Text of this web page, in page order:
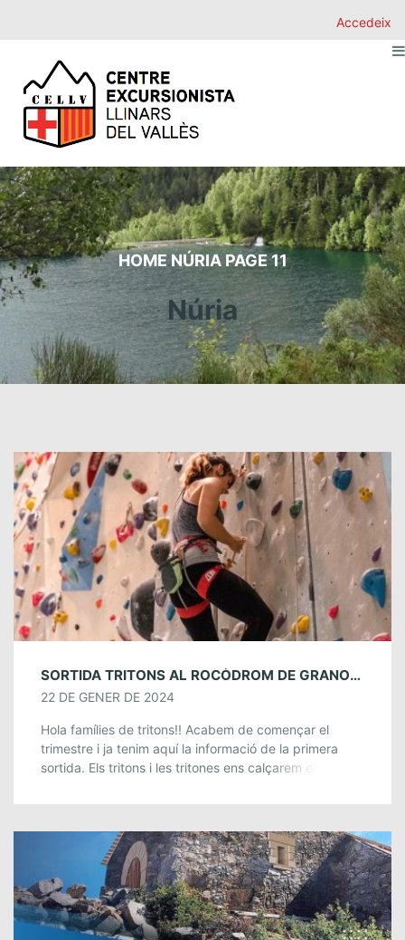
Accedeix
HOME NÚRIA PAGE 11
Núria
SORTIDA TRITONS AL ROCÒDROM DE GRANOLLERS. 3 I 4 DE FEBRER.
22 DE GENER DE 2024
Hola famílies de tritons!! Acabem de començar el
trimestre i ja tenim aquí la informació de la primera
sortida. Els tritons i les tritones ens calçarem els peus